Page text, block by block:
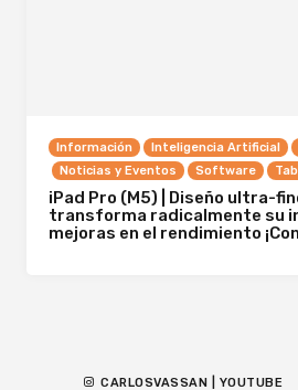
Información Inteligencia Artificial
Noticias y Eventos
Software
iPad Pro (M5) | Diseño ultra-
transforma radicalmente su
mejoras en el rendimiento
CARLOSVASSAN | YOUTUBE